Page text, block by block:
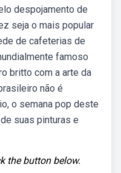
despojamento de
seja o mais popular
de cafeterias de
famoso
britto com a arte da
não é
o semana pop deste
suas pinturas e
the button below.